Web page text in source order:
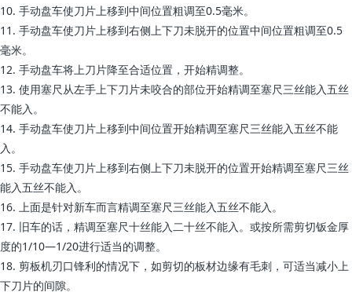
10. 手动盘车使刀片上移到中间位置粗调至0.5毫米。
11. 手动盘车使刀片上移到右侧上下刀未脱开的位置中间位置粗调至0.5
毫米。
12. 手动盘车将上刀片降至合适位置，开始精调整。
13. 使用塞尺从左手上下刀片未咬合的部位开始精调至塞尺三丝能入五丝
不能入。
14. 手动盘车使刀片上移到中间位置开始精调至塞尺三丝能入五丝不能
入。
15. 手动盘车使刀片上移到右侧上下刀未脱开的位置开始精调至塞尺三丝
能入五丝不能入。
16. 上面是针对新车而言精调至塞尺三丝能入五丝不能入。
17. 旧车的话，精调至塞尺十丝能入二十丝不能入。或按所需剪切钣金厚
度的1/10—1/20进行适当的调整。
18. 剪板机刃口锋利的情况下，如剪切的板材边缘有毛刺，可适当减小上
下刀片的间隙。